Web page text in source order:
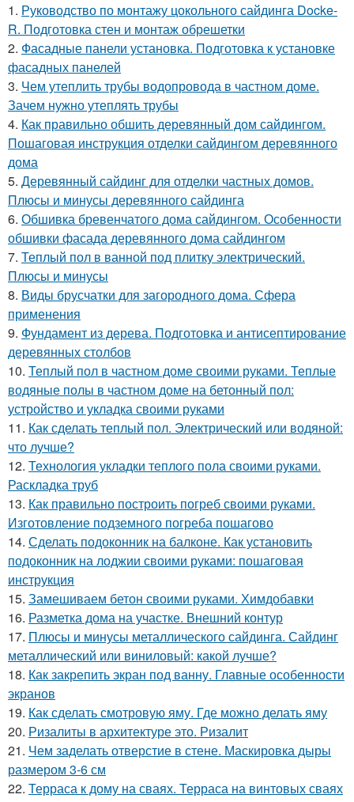
1. Руководство по монтажу цокольного сайдинга Docke-
R. Подготовка стен и монтаж обрешетки
2. Фасадные панели установка. Подготовка к установке
фасадных панелей
3. Чем утеплить трубы водопровода в частном доме.
Зачем нужно утеплять трубы
4. Как правильно обшить деревянный дом сайдингом.
Пошаговая инструкция отделки сайдингом деревянного
дома
5. Деревянный сайдинг для отделки частных домов.
Плюсы и минусы деревянного сайдинга
6. Обшивка бревенчатого дома сайдингом. Особенности
обшивки фасада деревянного дома сайдингом
7. Теплый пол в ванной под плитку электрический.
Плюсы и минусы
8. Виды брусчатки для загородного дома. Сфера
применения
9. Фундамент из дерева. Подготовка и антисептирование
деревянных столбов
10. Теплый пол в частном доме своими руками. Теплые
водяные полы в частном доме на бетонный пол:
устройство и укладка своими руками
11. Как сделать теплый пол. Электрический или водяной:
что лучше?
12. Технология укладки теплого пола своими руками.
Раскладка труб
13. Как правильно построить погреб своими руками.
Изготовление подземного погреба пошагово
14. Сделать подоконник на балконе. Как установить
подоконник на лоджии своими руками: пошаговая
инструкция
15. Замешиваем бетон своими руками. Химдобавки
16. Разметка дома на участке. Внешний контур
17. Плюсы и минусы металлического сайдинга. Сайдинг
металлический или виниловый: какой лучше?
18. Как закрепить экран под ванну. Главные особенности
экранов
19. Как сделать смотровую яму. Где можно делать яму
20. Ризалиты в архитектуре это. Ризалит
21. Чем заделать отверстие в стене. Маскировка дыры
размером 3-6 см
22. Терраса к дому на сваях. Терраса на винтовых сваях